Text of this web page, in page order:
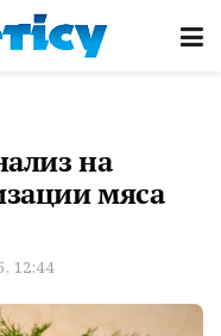
на
мяса
12:44